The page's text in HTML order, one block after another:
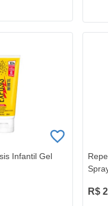
Infantil Gel
R$